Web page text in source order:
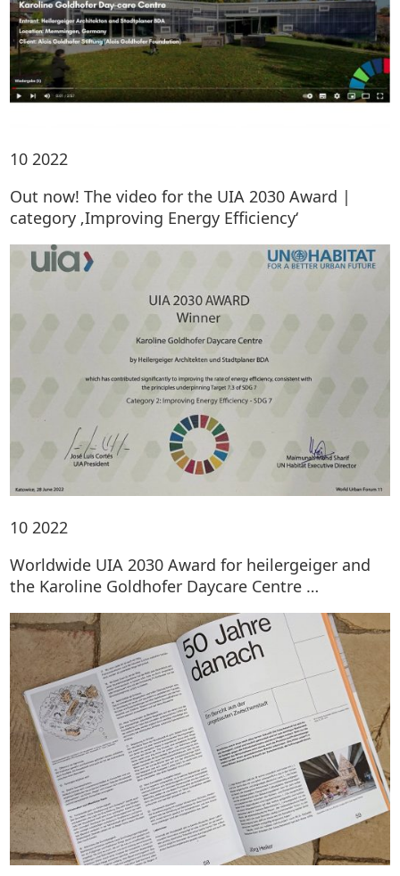
10 2022
Out now! The video for the UIA 2030 Award |
category ‚Improving Energy Efficiency‘
10 2022
Worldwide UIA 2030 Award for heilergeiger and
the Karoline Goldhofer Daycare Centre …